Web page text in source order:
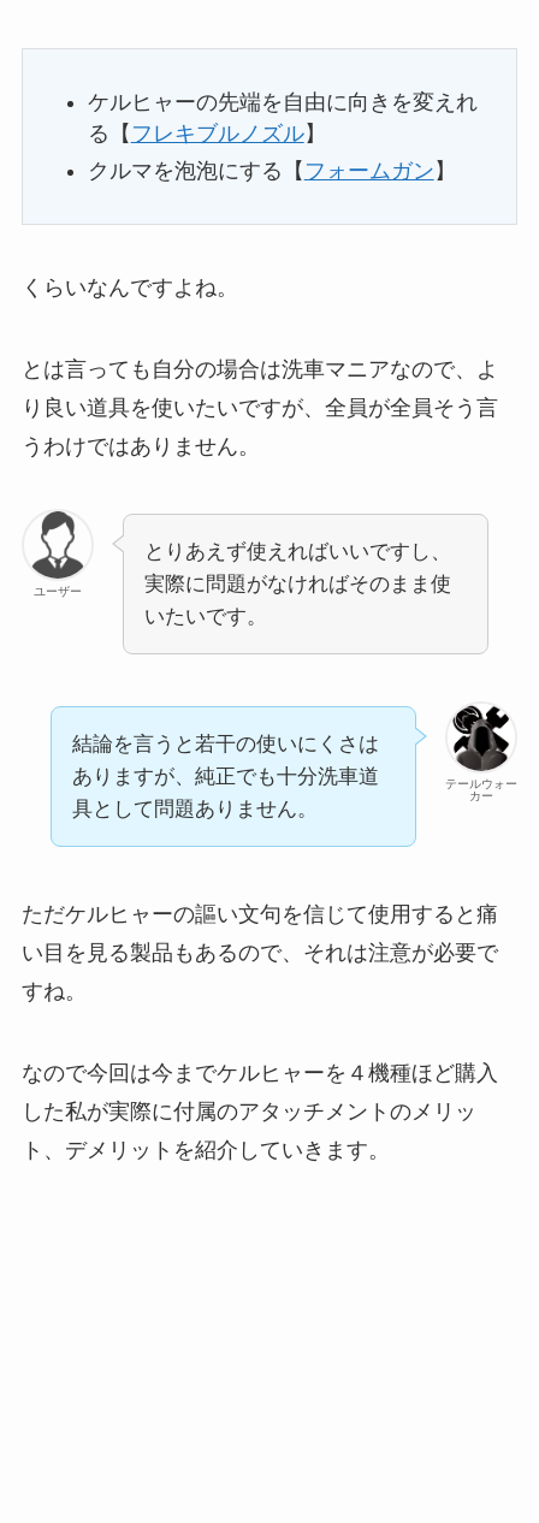
ケルヒャーの先端を自由に向きを変えれ
る【 フレキブルノズル】
クルマを泡泡にする【 フォームガン 】
くらいなんですよね。
とは言っても自分の場合は洗車マニアなので、よ
り良い道具を使いたいですが、全員が全員そう言
うわけではありません。
ユーザー
とりあえず使えればいいですし、
実際に問題がなければそのまま使
いたいです。
テールウォー
カー
結論を言うと若干の使いにくさは
ありますが、純正でも十分洗車道
具として問題ありません。
ただケルヒャーの謳い文句を信じて使用すると痛
い目を見る製品もあるので、それは注意が必要で
すね。
なので今回は今までケルヒャーを４機種ほど購入
した私が実際に付属のアタッチメントのメリッ
ト、デメリットを紹介していきます。